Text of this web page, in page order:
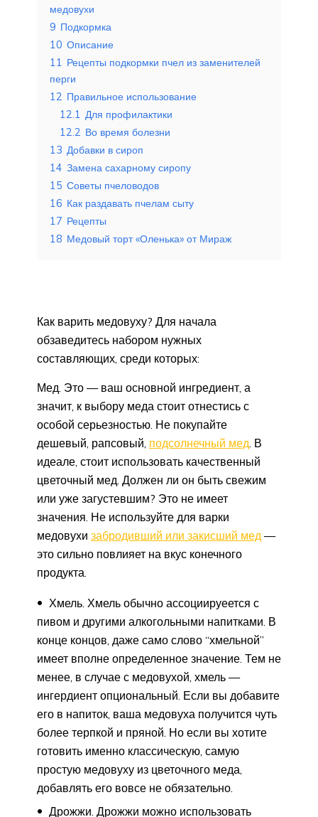
медовухи
9 Подкормка
10 Описание
11 Рецепты подкормки пчел из заменителей
перги
12 Правильное использование
12.1 Для профилактики
12.2 Во время болезни
13 Добавки в сироп
14 Замена сахарному сиропу
15 Советы пчеловодов
16 Как раздавать пчелам сыту
17 Рецепты
18 Медовый торт «Оленька» от Мираж
Как варить медовуху? Для начала
обзаведитесь набором нужных
составляющих, среди которых:
Мед. Это — ваш основной ингредиент, а
значит, к выбору меда стоит отнестись с
особой серьезностью. Не покупайте
дешевый, рапсовый, подсолнечный мед . В
идеале, стоит использовать качественный
цветочный мед. Должен ли он быть свежим
или уже загустевшим? Это не имеет
значения. Не используйте для варки
медовухи забродивший или закисший мед —
это сильно повлияет на вкус конечного
продукта.
Хмель. Хмель обычно ассоциируеется с
пивом и другими алкогольными напитками. В
конце концов, даже само слово “хмельной”
имеет вполне определенное значение. Тем не
менее, в случае с медовухой, хмель —
ингердиент опциональный. Если вы добавите
его в напиток, ваша медовуха получится чуть
более терпкой и пряной. Но если вы хотите
готовить именно классическую, самую
простую медовуху из цветочного меда,
добавлять его вовсе не обязательно.
Дрожжи. Дрожжи можно использовать